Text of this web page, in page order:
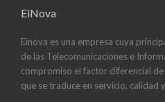
EiNova
Einova es una empresa cuya
de las Telecomunicaciones e
compromiso el factor diferencial
que se traduce en servicio, calidad